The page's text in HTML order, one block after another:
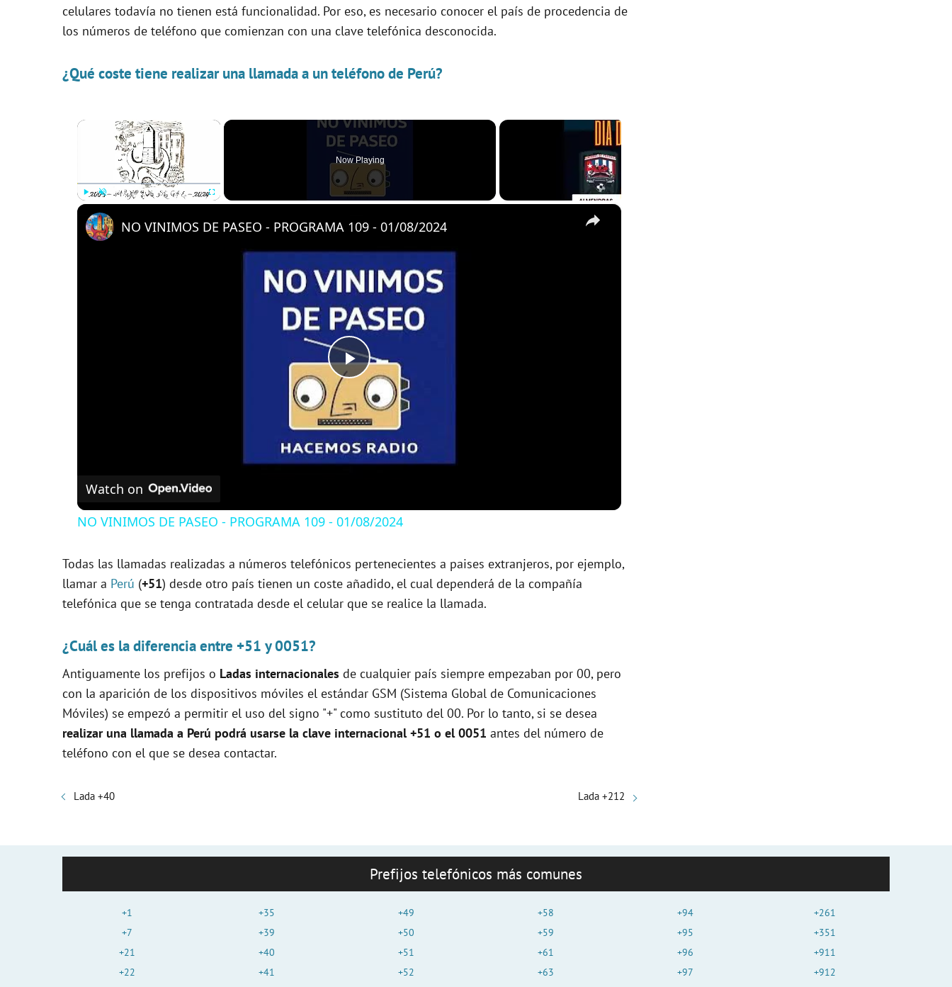
celulares todavía no tienen está funcionalidad. Por eso, es necesario conocer el país de procedencia de
los números de teléfono que comienzan con una clave telefónica desconocida.
¿Qué coste tiene realizar una llamada a un teléfono de Perú?
×
Now Playing
×
P
l
a
y
i
e
o
NO VINIMOS DE PASEO - PROGRAMA 109 - 01/08/2024
Watch on
NO VINIMOS DE PASEO - PROGRAMA 109 - 01/08/2024
Todas las llamadas realizadas a números telefónicos pertenecientes a paises extranjeros, por ejemplo,
llamar a Perú (+51) desde otro país tienen un coste añadido, el cual dependerá de la compañía
telefónica que se tenga contratada desde el celular que se realice la llamada.
¿Cuál es la diferencia entre +51 y 0051?
Antiguamente los prefijos o Ladas internacionales de cualquier país siempre empezaban por 00, pero
con la aparición de los dispositivos móviles el estándar GSM (Sistema Global de Comunicaciones
Móviles) se empezó a permitir el uso del signo "+" como sustituto del 00. Por lo tanto, si se desea
realizar una llamada a Perú podrá usarse la clave internacional +51 o el 0051 antes del número de
teléfono con el que se desea contactar.
Lada +40 Lada +212
Prefijos telefónicos más comunes
+1
+7
+21
+22
+35
+39
+40
+41
+49
+50
+51
+52
+58
+59
+61
+63
+94
+95
+96
+97
+261
+351
+911
+912